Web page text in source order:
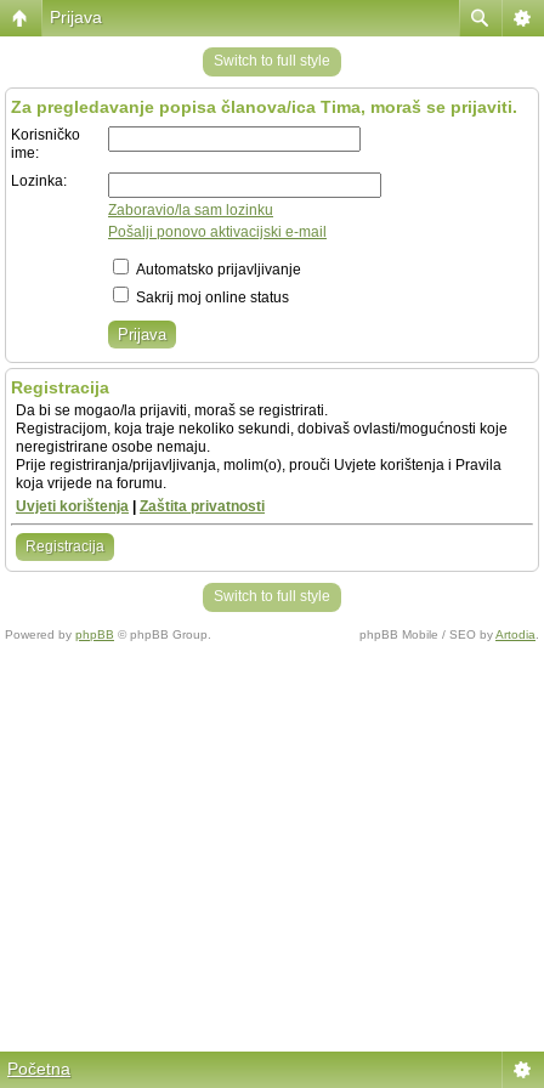
Prijava
Switch to full style
Za pregledavanje popisa članova/ica Tima, moraš se prijaviti.
Korisničko
ime:
Lozinka:
Zaboravio/la sam lozinku
Pošalji ponovo aktivacijski e-mail
Automatsko prijavljivanje
Sakrij moj online status
Registracija
Da bi se mogao/la prijaviti, moraš se registrirati.
Registracijom, koja traje nekoliko sekundi, dobivaš ovlasti/mogućnosti koje
neregistrirane osobe nemaju.
Prije registriranja/prijavljivanja, molim(o), prouči Uvjete korištenja i Pravila
koja vrijede na forumu.
Uvjeti korištenja
Zaštita privatnosti
Registracija
Switch to full style
Powered by phpBB © phpBB Group. phpBB Mobile / SEO byArtodia
Početna